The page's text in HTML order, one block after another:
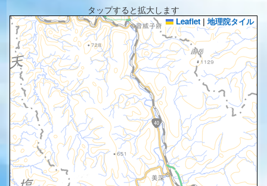
タップすると拡大します
Leaflet | 地理院タイル